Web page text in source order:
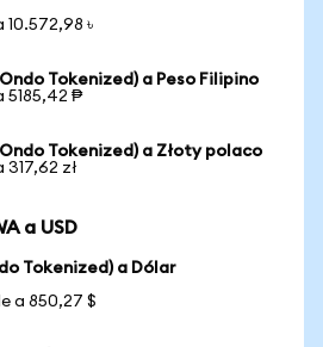
10.572,98 ৳
Tokenized) a Peso Filipino
5185,42 ₱
Tokenized) a Złoty polaco
317,62 zł
a USD
Tokenized) a Dólar
a 850,27 $